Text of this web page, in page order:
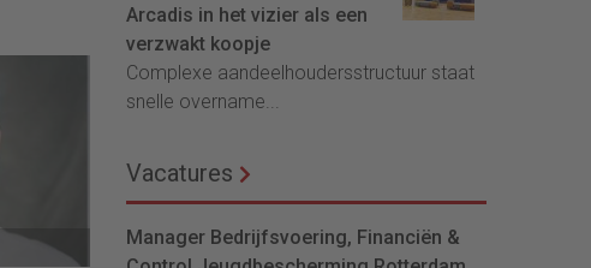
Arcadis in het vizier als een
verzwakt koopje
Complexe aandeelhoudersstructuur staat
snelle overname...
Vacatures
Manager Bedrijfsvoering, Financiën &